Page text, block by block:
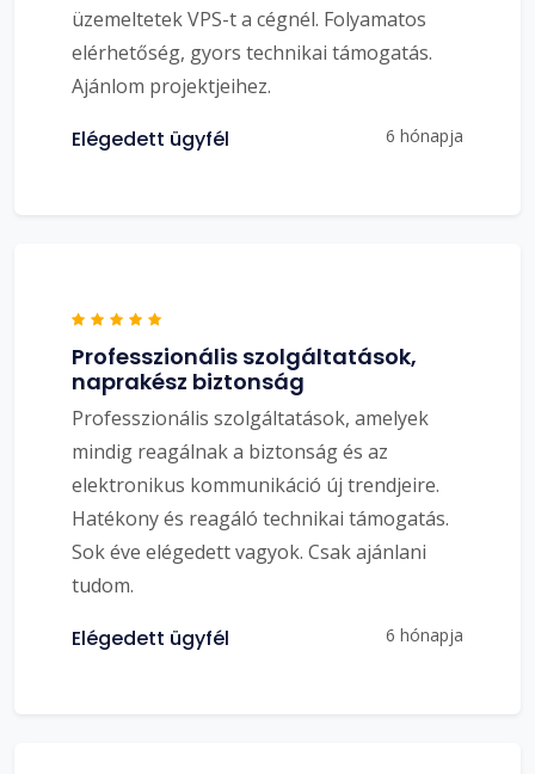
üzemeltetek VPS-t a cégnél. Folyamatos
elérhetőség, gyors technikai támogatás.
Ajánlom projektjeihez.
Elégedett ügyfél 6 hónapja
Professzionális szolgáltatások,
naprakész biztonság
Professzionális szolgáltatások, amelyek
mindig reagálnak a biztonság és az
elektronikus kommunikáció új trendjeire.
Hatékony és reagáló technikai támogatás.
Sok éve elégedett vagyok. Csak ajánlani
tudom.
Elégedett ügyfél 6 hónapja